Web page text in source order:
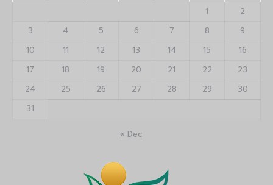
1
2
3
4 5 6 7 8
9
10
11 12 13 14 15
16
17
18 19 20 21 22
23
24
25 26 27 28 29
30
31
« Dec